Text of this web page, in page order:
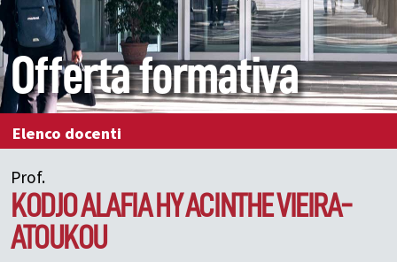
Offerta formativa
Elenco docenti
Prof.
KODJO ALAFIA HYACINTHEVIEIRA-
ATOUKOU